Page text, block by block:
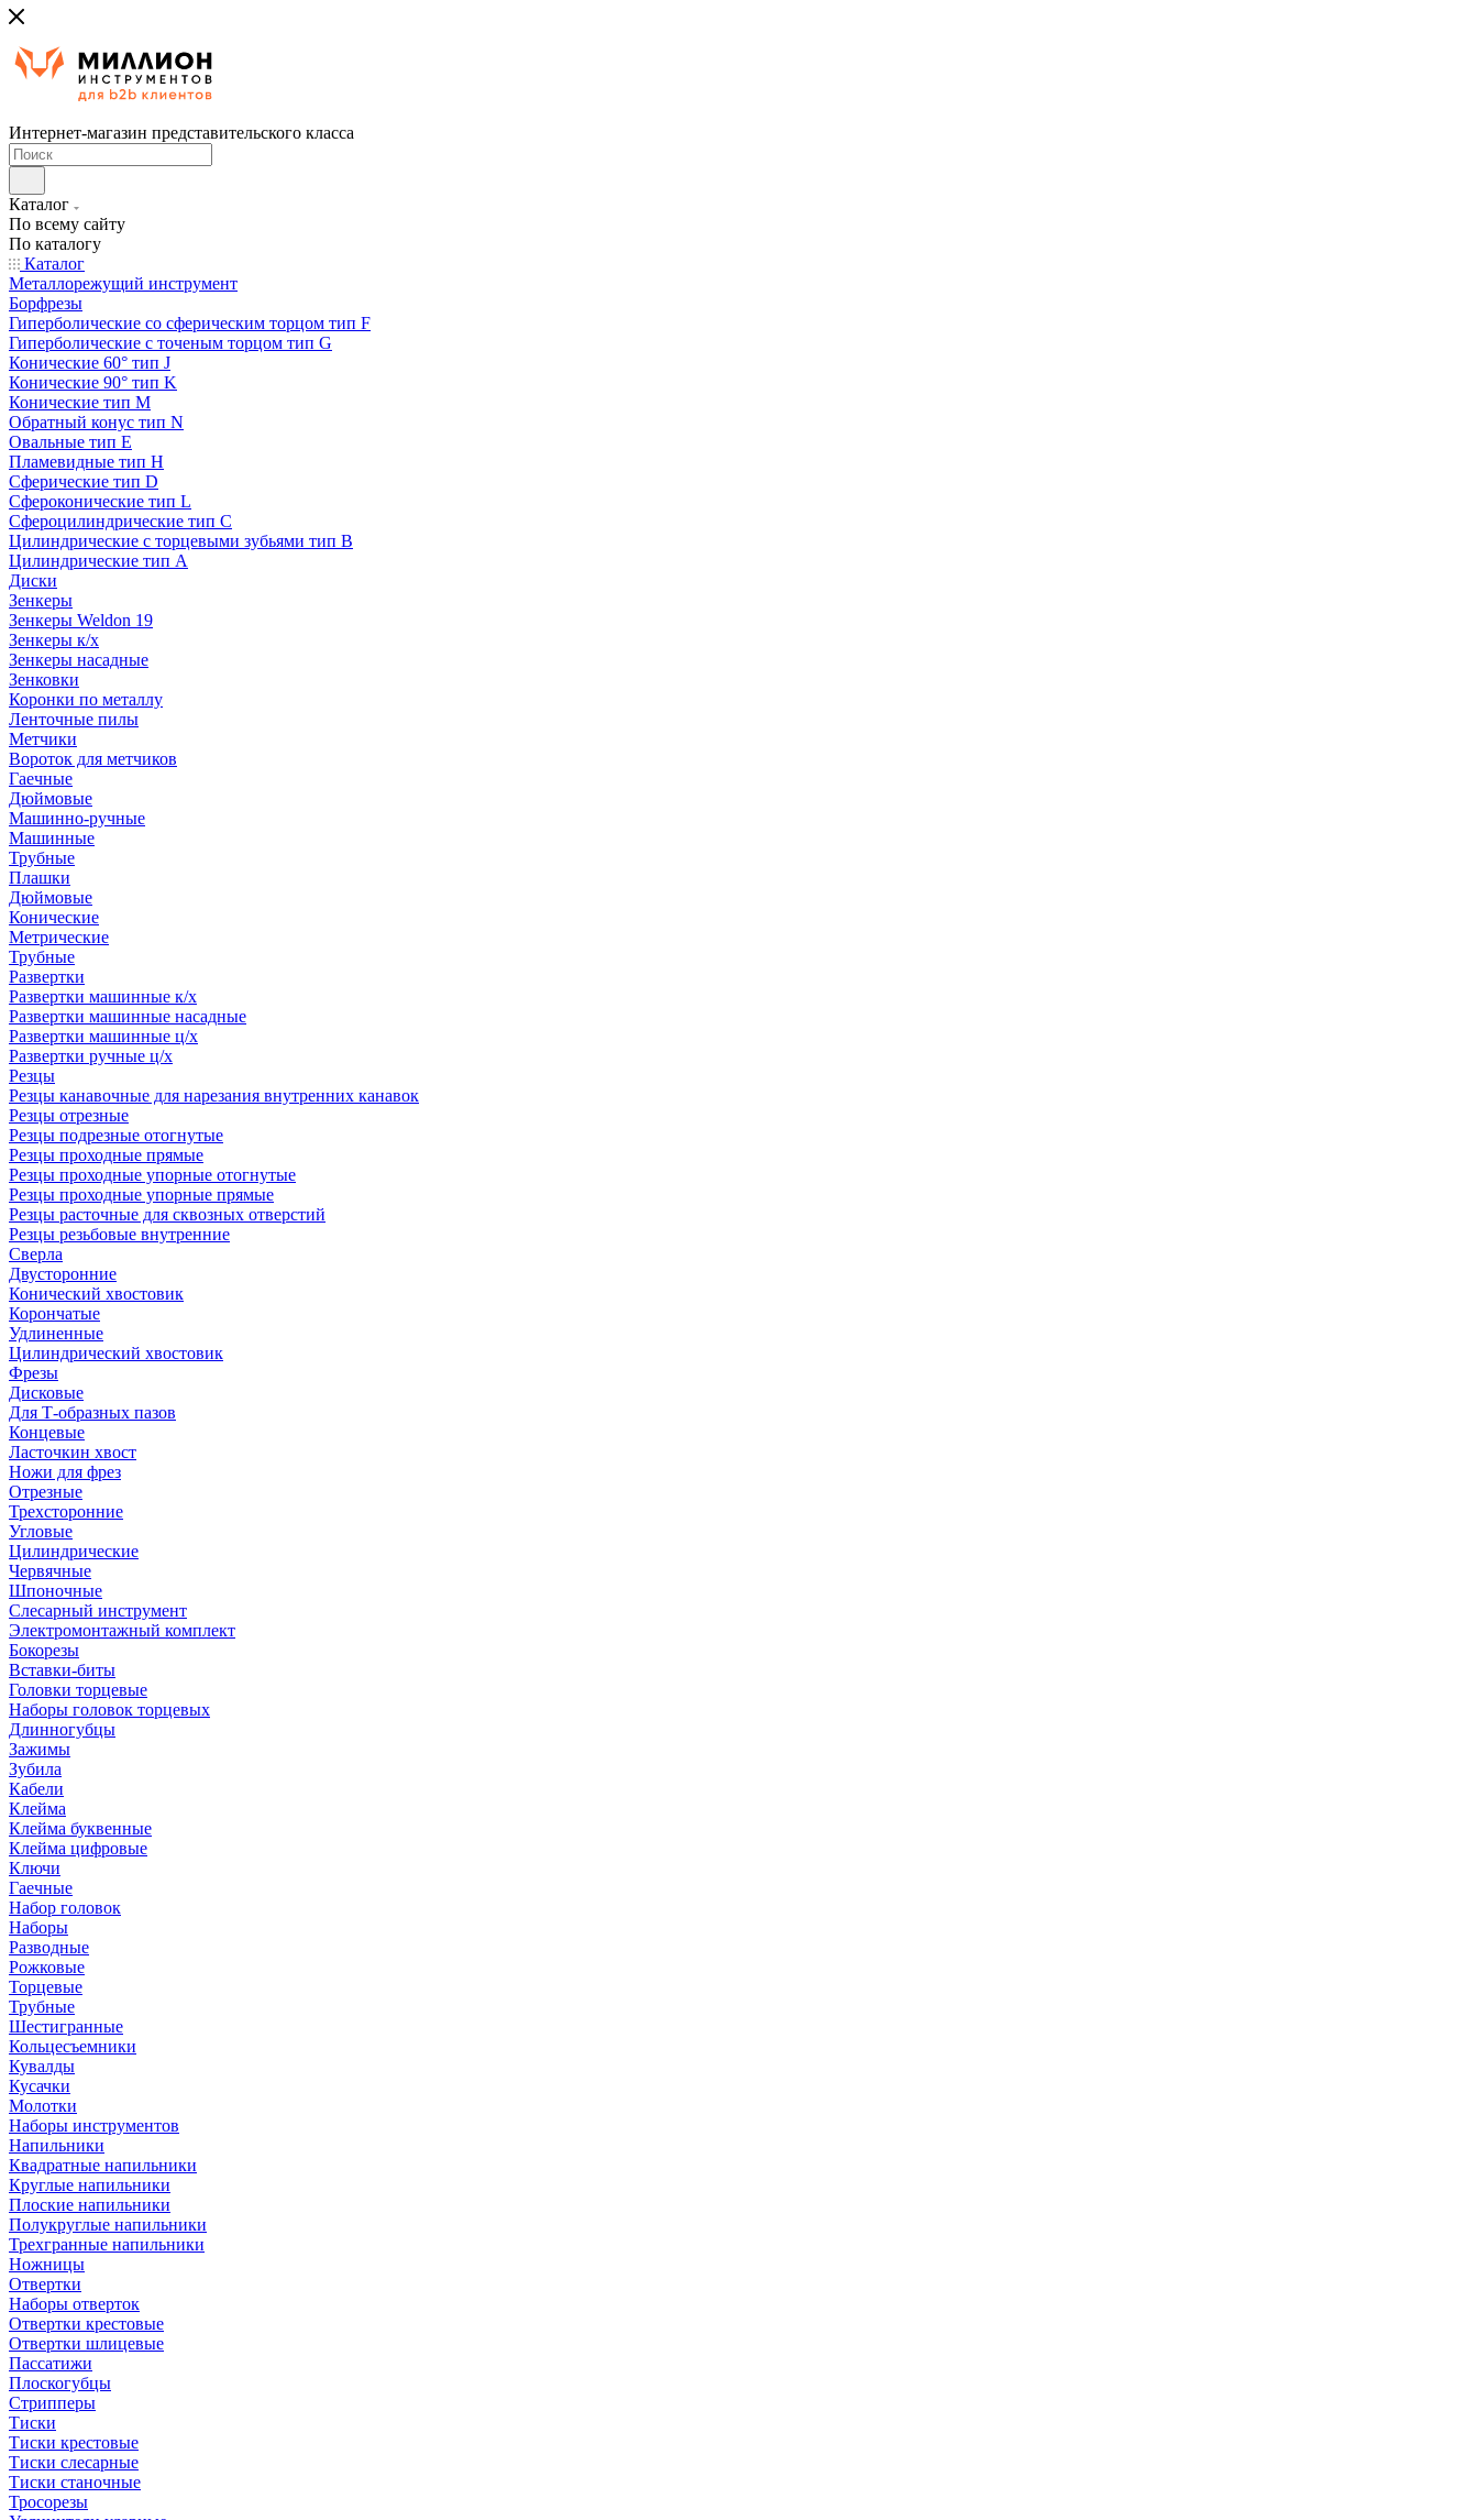
Интернет-магазин представительского класса
Каталог
По всему сайту
По каталогу
Каталог
Металлорежущий инструмент
Борфрезы
Гиперболические cо сферическим торцом тип F
Гиперболические с точеным торцом тип G
Конические 60° тип J
Конические 90° тип K
Конические тип M
Обратный конус тип N
Овальные тип E
Пламевидные тип H
Сферические тип D
Сфероконические тип L
Сфероцилиндрические тип C
Цилиндрические с торцевыми зубьями тип B
Цилиндрические тип А
Диски
Зенкеры
Зенкеры Weldon 19
Зенкеры к/х
Зенкеры насадные
Зенковки
Коронки по металлу
Ленточные пилы
Метчики
Вороток для метчиков
Гаечные
Дюймовые
Машинно-ручные
Машинные
Трубные
Плашки
Дюймовые
Конические
Метрические
Трубные
Развертки
Развертки машинные к/х
Развертки машинные насадные
Развертки машинные ц/х
Развертки ручные ц/х
Резцы
Резцы канавочные для нарезания внутренних канавок
Резцы отрезные
Резцы подрезные отогнутые
Резцы проходные прямые
Резцы проходные упорные отогнутые
Резцы проходные упорные прямые
Резцы расточные для сквозных отверстий
Резцы резьбовые внутренние
Сверла
Двусторонние
Конический хвостовик
Корончатые
Удлиненные
Цилиндрический хвостовик
Фрезы
Дисковые
Для Т-образных пазов
Концевые
Ласточкин хвост
Ножи для фрез
Отрезные
Трехсторонние
Угловые
Цилиндрические
Червячные
Шпоночные
Слесарный инструмент
Электромонтажный комплект
Бокорезы
Вставки-биты
Головки торцевые
Наборы головок торцевых
Длинногубцы
Зажимы
Зубила
Кабели
Клейма
Клейма буквенные
Клейма цифровые
Ключи
Гаечные
Набор головок
Наборы
Разводные
Рожковые
Торцевые
Трубные
Шестигранные
Кольцесъемники
Кувалды
Кусачки
Молотки
Наборы инструментов
Напильники
Квадратные напильники
Круглые напильники
Плоские напильники
Полукруглые напильники
Трехгранные напильники
Ножницы
Отвертки
Наборы отверток
Отвертки крестовые
Отвертки шлицевые
Пассатижи
Плоскогубцы
Стрипперы
Тиски
Тиски крестовые
Тиски слесарные
Тиски станочные
Тросорезы